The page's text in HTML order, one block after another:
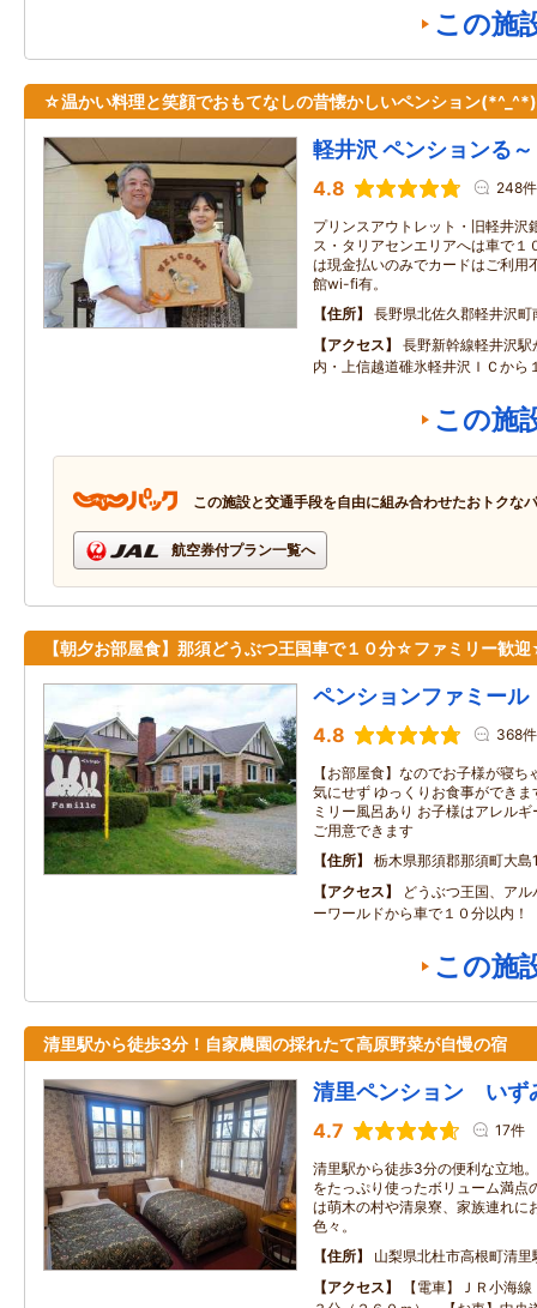
この施
☆温かい料理と笑顔でおもてなしの昔懐かしいペンション
軽井沢 ペンションる
4.8 248件
プリンスアウトレット・旧軽井沢
ス・タリアセンエリアへは車で１
は現金払いのみでカードはご利用
館wi-fi有。
住所
長野県北佐久郡軽井沢
アクセス
長野新幹線軽井沢
内・上信越道碓氷軽井沢ＩＣから
この施
この施設と交通手段を自由に組み合わせたおトクな
航空券付プラン一覧へ
【朝夕お部屋食】那須どうぶつ王国車で１０分☆ファミリー歓
ペンションファミール
4.8 368件
【お部屋食】なのでお子様が寝
気にせず ゆっくりお食事ができ
ミリー風呂あり お子様はアレル
ご用意できます
住所
栃木県那須郡那須町大
アクセス
どうぶつ王国、ア
ーワールドから車で１０分以内！
この施
清里駅から徒歩3分！自家農園の採れたて高原野菜が自慢の宿
清里ペンション いず
4.7 17件
清里駅から徒歩3分の便利な立地
をたっぷり使ったボリューム満点
は萌木の村や清泉寮、家族連れに
色々。
住所
山梨県北杜市高根町清
アクセス
【電車】ＪＲ小海